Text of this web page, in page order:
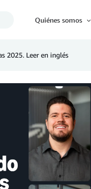
Quiénes somos
2025. Leer en inglés